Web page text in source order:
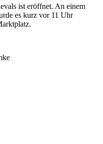
ist eröffnet. An einem
es kurz vor 11 Uhr